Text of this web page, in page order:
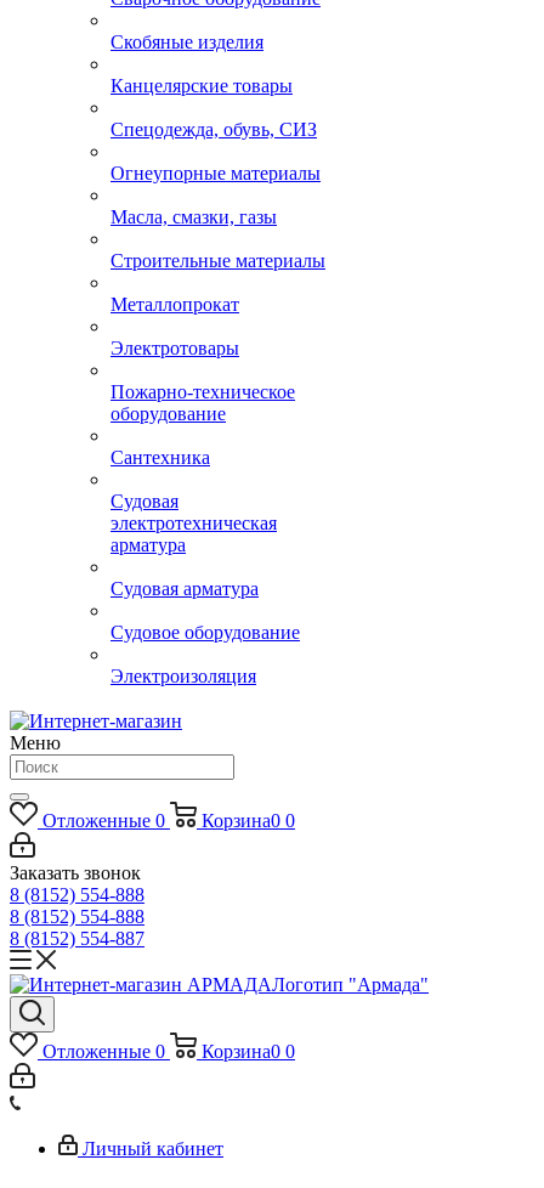
Скобяные изделия
Канцелярские товары
Спецодежда, обувь, СИЗ
Огнеупорные материалы
Масла, смазки, газы
Строительные материалы
Металлопрокат
Электротовары
Пожарно-техническое
оборудование
Сантехника
Судовая
электротехническая
арматура
Судовая арматура
Судовое оборудование
Электроизоляция
Меню
Отложенные 0 Корзина0 0
Заказать звонок
8 (8152) 554-888
8 (8152) 554-888
8 (8152) 554-887
Логотип "Армада"
Отложенные 0 Корзина0 0
Личный кабинет